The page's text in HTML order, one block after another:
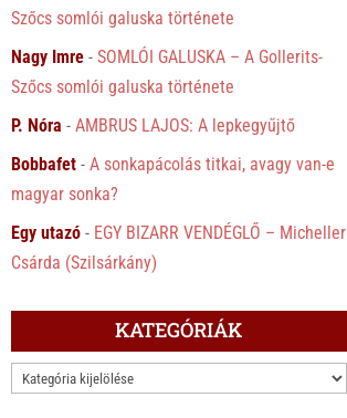
Szőcs somlói galuska története
Nagy Imre -SOMLÓI GALUSKA – A Gollerits-
Szőcs somlói galuska története
P. Nóra -AMBRUS LAJOS: A lepkegyűjtő
Bobbafet -A sonkapácolás titkai, avagy van-e
magyar sonka?
Egy utazó - EGY BIZARR VENDÉGLŐ – Micheller
Csárda (Szilsárkány)
KATEGÓRIÁK
KATEGÓRIÁK